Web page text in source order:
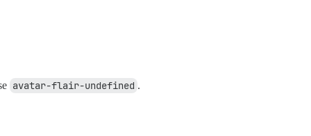
avatar-flair-undefined .